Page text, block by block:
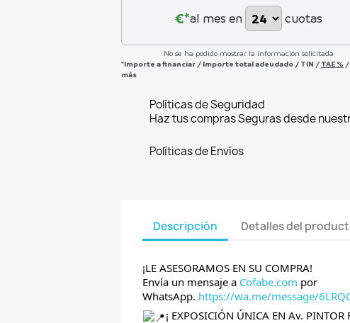
€*al mes en cuotas
No se ha podido mostrar la información solicitada
*Importe a financiar / Importe total adeudado / TIN / TAE % /
más
Políticas de Seguridad
Haz tus compras Seguras desde
Políticas de Envíos
Descripción Detalles del
¡LE ASESORAMOS EN SU COMPRA!
Envía un mensaje a Cofabe.com por
WhatsApp. https://wa.me/message/
¡ EXPOSICIÓN ÚNICA EN Av.